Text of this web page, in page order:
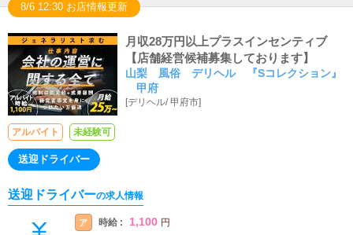
8/6 12:30 お店情報更新
月収28万円以上プラスインセンティブ
【店舗経営候補募集しております】
山梨 風俗 デリヘル 『Sコレクション』
甲府
[デリヘル/甲府市]
アルバイト 未経験可
送迎ドライバー
送迎ドライバーの求人情報
ア 時給 : 1,100 円